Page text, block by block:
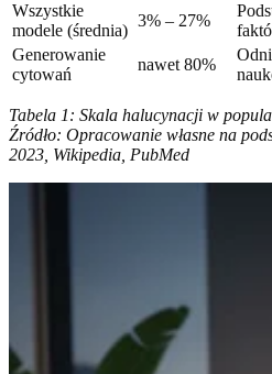
Wszystkie
modele (średnia)
3% – 27%
Generowanie
cytowań
nawet 80%
Tabela 1: Skala halucynacji w
Źródło: Opracowanie własne na
2023, Wikipedia, PubMed